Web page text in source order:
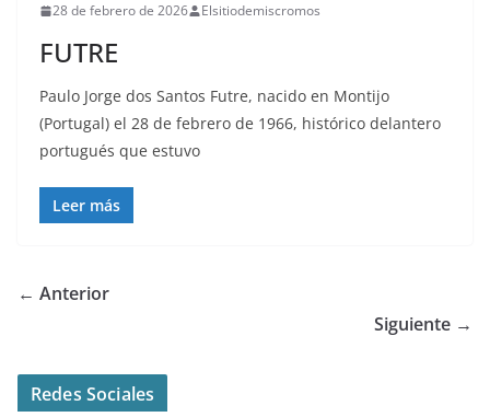
28 de febrero de 2026 Elsitiodemiscromos
FUTRE
Paulo Jorge dos Santos Futre, nacido en Montijo
(Portugal) el 28 de febrero de 1966, histórico delantero
portugués que estuvo
Leer más
← Anterior
Siguiente →
Redes Sociales